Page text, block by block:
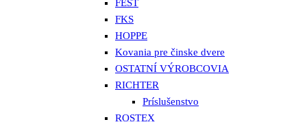
FEST
FKS
HOPPE
Kovania pre činske dvere
OSTATNÍ VÝROBCOVIA
RICHTER
Príslušenstvo
ROSTEX